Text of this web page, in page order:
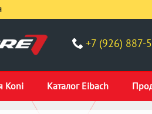
+7 (926) 887-
Koni Каталог Eibach